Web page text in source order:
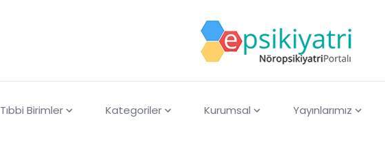
Tıbbi Birimler Kategoriler Kurumsal Yayınlarımız